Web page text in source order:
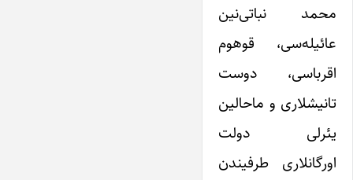
محمد نباتی‌نین
عائیله‌سی، قوهوم
اقرباسی، دوست
تانیشلاری و ماحالین
یئرلی دولت
اورگانلاری طرفیندن